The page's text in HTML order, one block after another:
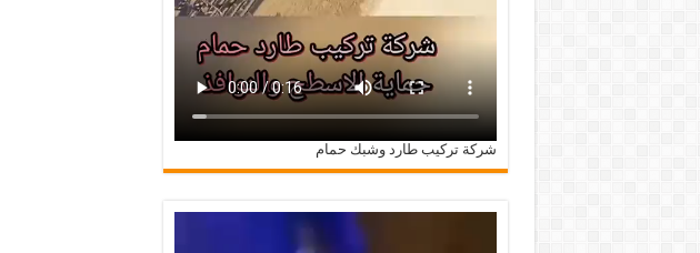
شركة تركيب طارد وشبك حمام